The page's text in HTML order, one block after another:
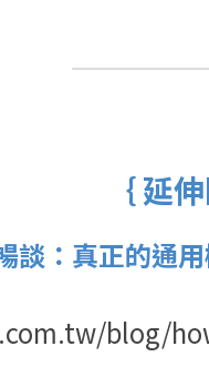
｛延伸
談：真正的通
blog/